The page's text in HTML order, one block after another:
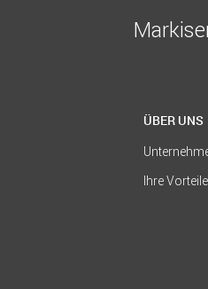
ÜBER UNS
Ihre Vorteile